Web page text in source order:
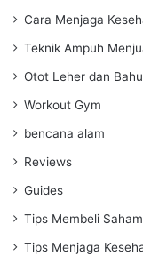
Cara Menjaga
Teknik Ampuh
Otot Leher dan Bahu
Workout Gym
bencana alam
Reviews
Guides
Tips Membeli Saham
Tips Menjaga